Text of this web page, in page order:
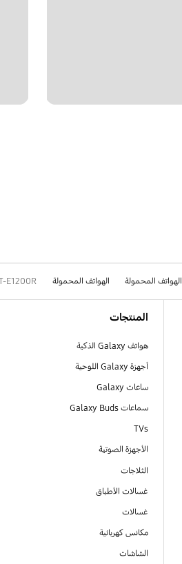
الهواتف المحمولة الهواتف المحمولة E1200R
المنتجات
هواتف Galaxy الذكية
أجهزة Galaxy اللوحية
ساعات Galaxy
سماعات Galaxy Buds
TVs
الأجهزة الصوتية
الثلاجات
غسالات الأطباق
غسالات
مكانس كهربائية
الشاشات